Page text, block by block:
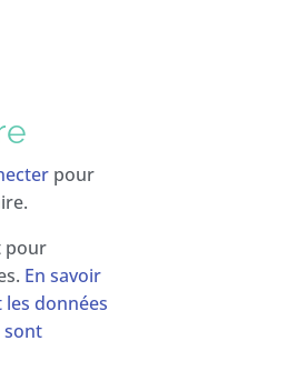
pour
pour
En savoir
données
sont